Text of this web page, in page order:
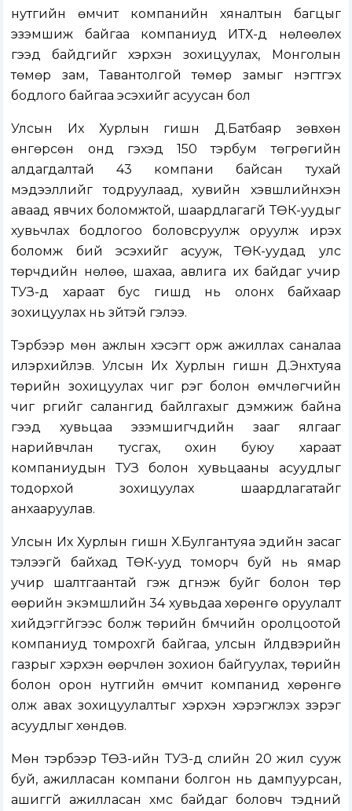
нутгийн өмчит компанийн хяналтын багцыг
эзэмшиж байгаа компаниуд ИТХ-д нөлөөлөх
гээд байдгийг хэрхэн зохицуулах, Монголын
төмөр зам, Тавантолгой төмөр замыг нэгтгэх
бодлого байгаа эсэхийг асуусан бол
Улсын Их Хурлын гишүүн Д.Батбаяр зөвхөн
өнгөрсөн онд гэхэд 150 тэрбум төгрөгийн
алдагдалтай 43 компани байсан тухай
мэдээллийг тодруулаад, хувийн хэвшлийнхэн
аваад явчих боломжтой, шаардлагагүй ТӨК-уудыг
хувьчлах бодлогоо боловсруулж оруулж ирэх
боломж бий эсэхийг асууж, ТӨК-уудад улс
төрчдийн нөлөө, шахаа, авлига их байдаг учир
ТУЗ-д хараат бус гишүүд нь олонх байхаар
зохицуулах нь зүйтэй гэлээ.
Тэрбээр мөн ажлын хэсэгт орж ажиллах саналаа
илэрхийлэв. Улсын Их Хурлын гишүүн Д.Энхтуяа
төрийн зохицуулах чиг үүрэг болон өмчлөгчийн
чиг үүргийг салангид байлгахыг дэмжиж байна
гээд хувьцаа эзэмшигчдийн зааг ялгааг
нарийвчлан тусгах, охин буюу хараат
компаниудын ТУЗ болон хувьцааны асуудлыг
тодорхой зохицуулах шаардлагатайг
анхааруулав.
Улсын Их Хурлын гишүүн Х.Булгантуяа эдийн засаг
тэлээгүй байхад ТӨК-ууд томорч буй нь ямар
учир шалтгаантай гэж дүгнэж буйг болон төр
өөрийн экэмшлийн 34 хувьдаа хөрөнгө оруулалт
хийдэггүйгээс болж төрийн бмчийн оролцоотой
компаниуд томрохгүй байгаа, улсын үйлдвэрийн
газрыг хэрхэн өөрчлөн зохион байгуулах, төрийн
болон орон нутгийн өмчит компанид хөрөнгө
олж авах зохицуулалтыг хэрхэн хэрэгжүүлэх зэрэг
асуудлыг хөндөв.
Мөн тэрбээр ТӨЗ-ийн ТУЗ-д сүүлийн 20 жил сууж
буй, ажилласан компани болгон нь дампуурсан,
ашиггүй ажилласан хүмүүс байдаг боловч тэдний